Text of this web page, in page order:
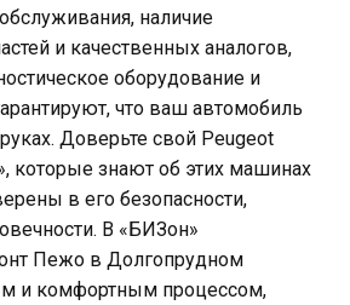
наличие
и качественных аналогов,
оборудование и
что ваш автомобиль
Доверьте свой Peugeot
которые знают об этих машинах
в его безопасности,
В «БИЗон»
Пежо в Долгопрудном
и комфортным процессом,